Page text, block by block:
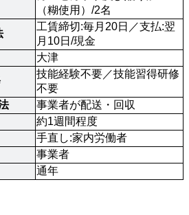
（糊使用）/2名
工賃締切:毎月20日／支払:翌
月10日/現金
大津
技能経験不要／技能習得研修
不要
事業者が配送・回収
約1週間程度
手直し:家内労働者
事業者
通年